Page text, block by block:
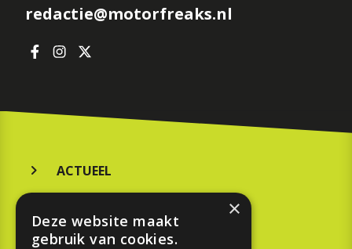
redactie@motorfreaks.nl
ACTUEEL
KOOPGIDS
×
Deze website maakt
gebruik van cookies.